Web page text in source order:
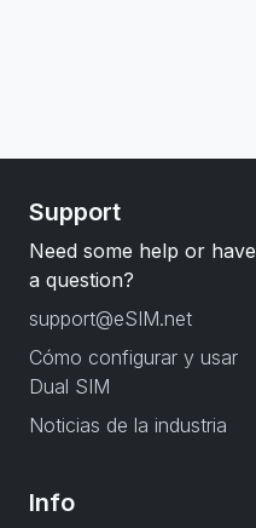
Support
Need some help or have
a question?
support@eSIM.net
Cómo configurar y usar
Dual SIM
Noticias de la industria
Info